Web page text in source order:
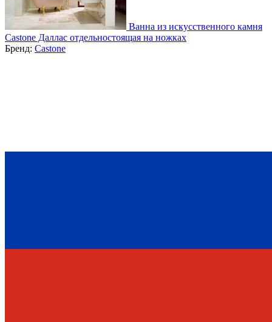
Ванна из искусственного камня
Castone Даллас отдельностоящая на ножках
Бренд: Castone